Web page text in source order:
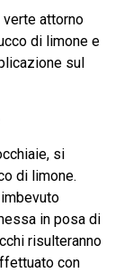
attorno
di limone e
sul
si
di limone.
in posa di
risulteranno
con